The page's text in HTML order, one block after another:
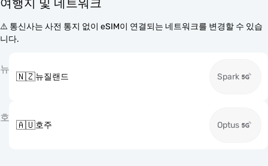
여행지 및 네트워크
⚠️ 통신사는 사전 통지 없이 eSIM이 연결되는 네트워크를 변경할 수 있습
니다.
뉴
🇳🇿뉴질랜드 Spark
호
🇦🇺호주 Optus